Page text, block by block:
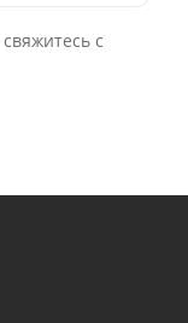
свяжитесь с